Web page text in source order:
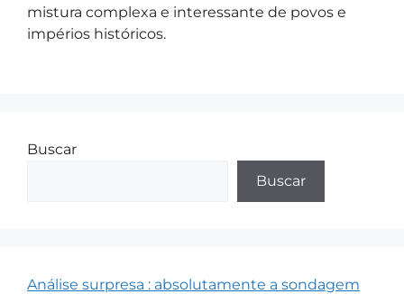
mistura complexa e interessante de povos e
impérios históricos.
Buscar
Buscar
Análise surpresa : absolutamente a sondagem